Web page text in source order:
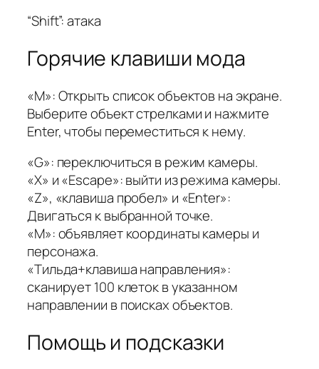
“Shift”: атака
Горячие клавиши мода
«M»: Открыть список объектов на экране.
Выберите объект стрелками и нажмите
Enter, чтобы переместиться к нему.
«G»: переключиться в режим камеры.
«X» и «Escape»: выйти из режима камеры.
«Z», «клавиша пробел» и «Enter»:
Двигаться к выбранной точке.
«M»: объявляет координаты камеры и
персонажа.
«Тильда+клавиша направления»:
сканирует 100 клеток в указанном
направлении в поисках объектов.
Помощь и подсказки